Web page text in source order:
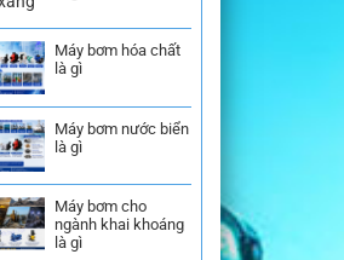
Máy bơm hóa chất
là gì
Máy bơm nước biển
là gì
Máy bơm cho
ngành khai khoáng
là gì